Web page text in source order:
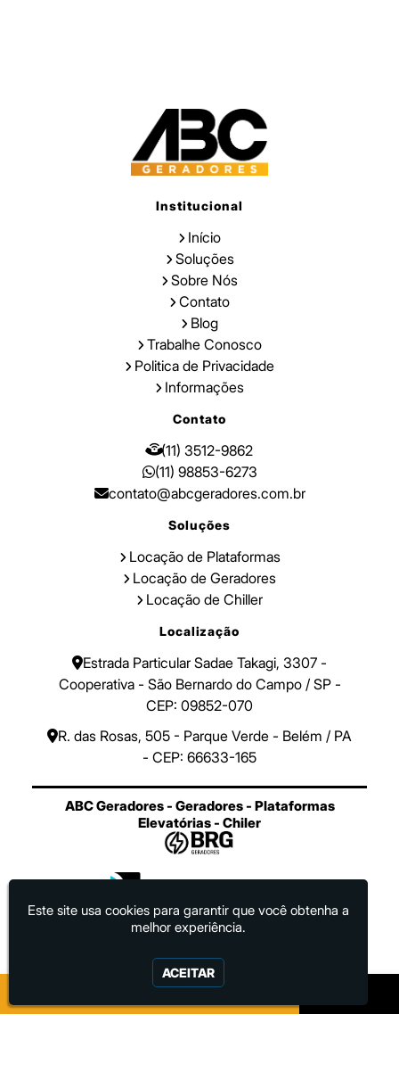
Institucional
Início
Soluções
Sobre Nós
Contato
Blog
Trabalhe Conosco
Politica de Privacidade
Informações
Contato
(11) 3512-9862
(11) 98853-6273
contato@abcgeradores.com.br
Soluções
Locação de Plataformas
Locação de Geradores
Locação de Chiller
Localização
Estrada Particular Sadae Takagi, 3307 -
Cooperativa - São Bernardo do Campo / SP -
CEP: 09852-070
R. das Rosas, 505 - Parque Verde - Belém / PA
- CEP: 66633-165
ABC Geradores - Geradores - Plataformas
Elevatórias - Chiler
Este site usa cookies para garantir que você obtenha a
melhor experiência.
ACEITAR